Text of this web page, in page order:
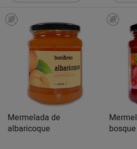
Mermelada de
albaricoque
bosque